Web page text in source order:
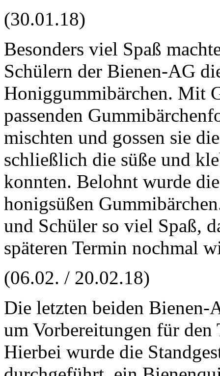
(30.01.18)
Besonders viel Spaß
Schülern der Bienen-AG
Honiggummibärchen. Mit
passenden
mischten und gossen sie
schließlich die süße und
konnten. Belohnt wurde
honigsüßen
und Schüler so viel Spaß,
späteren Termin nochmal
(06.02. / 20.02.18)
Die letzten beiden Bienen-
um Vorbereitungen für
Hierbei wurde die